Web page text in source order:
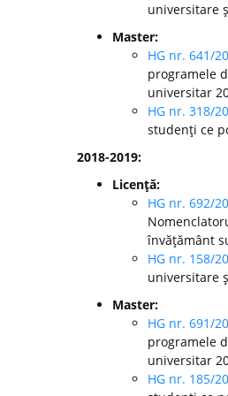
universitare
Master:
HG nr. 641/
programele
universitar
HG nr. 318/
studenţi ce
2018-2019:
Licenţă:
HG nr. 692/
învăţământ
HG nr. 158/
universitare
Master:
HG nr. 691/
programele
universitar
HG nr. 185/